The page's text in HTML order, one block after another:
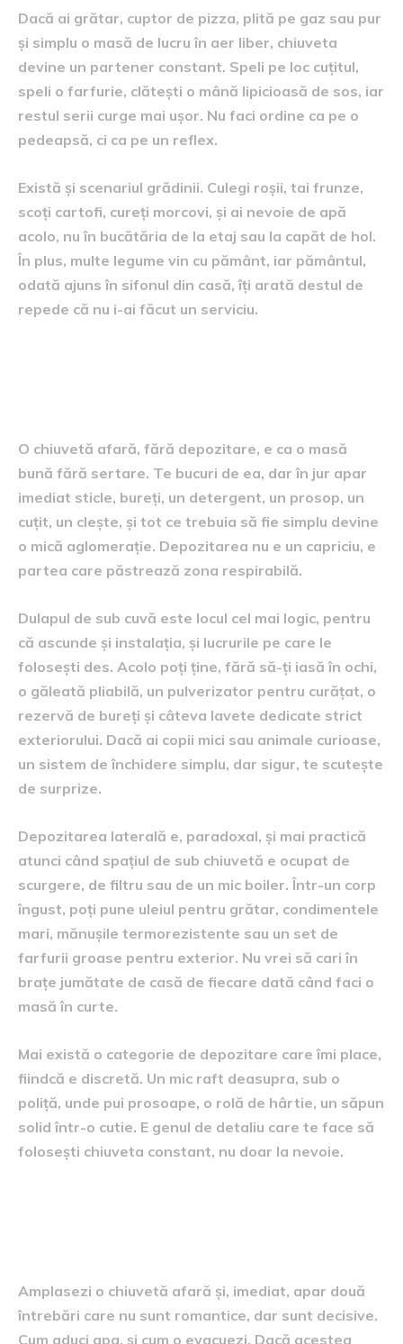
Dacă ai grătar, cuptor de pizza, plită pe gaz sau pur
și simplu o masă de lucru în aer liber, chiuveta
devine un partener constant. Speli pe loc cuțitul,
speli o farfurie, clătești o mână lipicioasă de sos, iar
restul serii curge mai ușor. Nu faci ordine ca pe o
pedeapsă, ci ca pe un reflex.
Există și scenariul grădinii. Culegi roșii, tai frunze,
scoți cartofi, cureți morcovi, și ai nevoie de apă
acolo, nu în bucătăria de la etaj sau la capăt de hol.
În plus, multe legume vin cu pământ, iar pământul,
odată ajuns în sifonul din casă, îți arată destul de
repede că nu i-ai făcut un serviciu.
O chiuvetă afară, fără depozitare, e ca o masă
bună fără sertare. Te bucuri de ea, dar în jur apar
imediat sticle, bureți, un detergent, un prosop, un
cuțit, un clește, și tot ce trebuia să fie simplu devine
o mică aglomerație. Depozitarea nu e un capriciu, e
partea care păstrează zona respirabilă.
Dulapul de sub cuvă este locul cel mai logic, pentru
că ascunde și instalația, și lucrurile pe care le
folosești des. Acolo poți ține, fără să-ți iasă în ochi,
o găleată pliabilă, un pulverizator pentru curățat, o
rezervă de bureți și câteva lavete dedicate strict
exteriorului. Dacă ai copii mici sau animale curioase,
un sistem de închidere simplu, dar sigur, te scutește
de surprize.
Depozitarea laterală e, paradoxal, și mai practică
atunci când spațiul de sub chiuvetă e ocupat de
scurgere, de filtru sau de un mic boiler. Într-un corp
îngust, poți pune uleiul pentru grătar, condimentele
mari, mănușile termorezistente sau un set de
farfurii groase pentru exterior. Nu vrei să cari în
brațe jumătate de casă de fiecare dată când faci o
masă în curte.
Mai există o categorie de depozitare care îmi place,
fiindcă e discretă. Un mic raft deasupra, sub o
poliță, unde pui prosoape, o rolă de hârtie, un săpun
solid într-o cutie. E genul de detaliu care te face să
folosești chiuveta constant, nu doar la nevoie.
Amplasezi o chiuvetă afară și, imediat, apar două
întrebări care nu sunt romantice, dar sunt decisive.
Cum aduci apa, și cum o evacuezi. Dacă acestea